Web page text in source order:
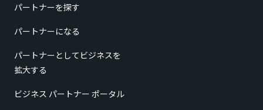
パートナーを探す
パートナーになる
パートナーとしてビジネスを
拡大する
ビジネス パートナー ポータル